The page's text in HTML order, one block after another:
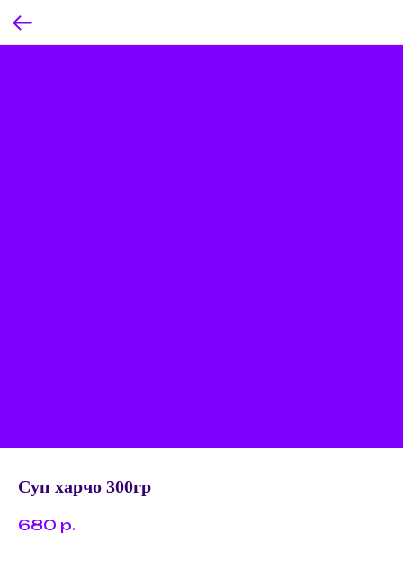
Суп харчо 300гр
680 р.